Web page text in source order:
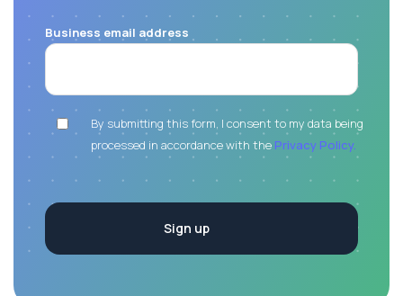
Business email address
By submitting this form, I consent to my data being
processed in accordance with the Privacy Policy.